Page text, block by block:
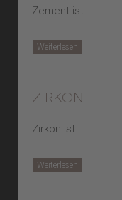
Zement ist …
Weiterlesen
zirkon
Zirkon ist …
Weiterlesen